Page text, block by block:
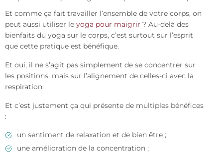
Et comme ça fait travailler l’ensemble de votre corps, on
peut aussi utiliser le yoga pour maigrir ? Au-delà des
bienfaits du yoga sur le corps, c’est surtout sur l’esprit
que cette pratique est bénéfique.
Et oui, il ne s’agit pas simplement de se concentrer sur
les positions, mais sur l’alignement de celles-ci avec la
respiration.
Et c’est justement ça qui présente de multiples bénéfices
:
un sentiment de relaxation et de bien être ;
une amélioration de la concentration ;